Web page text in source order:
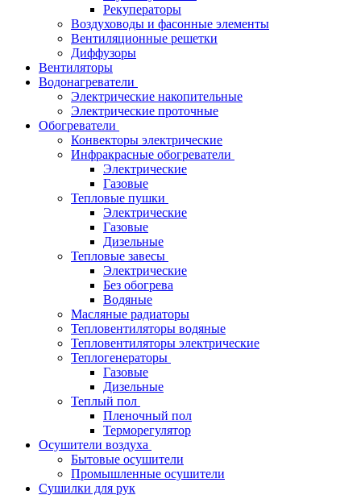
Рекуператоры
Воздуховоды и фасонные элементы
Вентиляционные решетки
Диффузоры
Вентиляторы
Водонагреватели
Электрические накопительные
Электрические проточные
Обогреватели
Конвекторы электрические
Инфракрасные обогреватели
Электрические
Газовые
Тепловые пушки
Электрические
Газовые
Дизельные
Тепловые завесы
Электрические
Без обогрева
Водяные
Масляные радиаторы
Тепловентиляторы водяные
Тепловентиляторы электрические
Теплогенераторы
Газовые
Дизельные
Теплый пол
Пленочный пол
Терморегулятор
Осушители воздуха
Бытовые осушители
Промышленные осушители
Сушилки для рук